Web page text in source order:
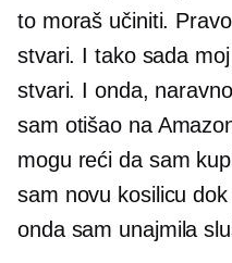
to moraš učiniti.
stvari. I tako sada
stvari. I onda,
sam otišao na
mogu reći da sam
sam novu kosilicu
onda sam unajmila